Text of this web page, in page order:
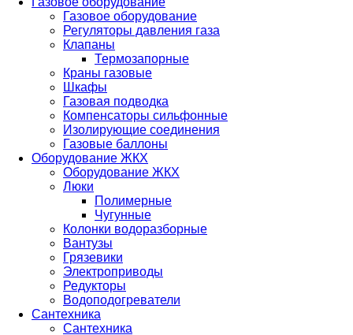
Газовое оборудование
Регуляторы давления газа
Клапаны
Термозапорные
Краны газовые
Шкафы
Газовая подводка
Компенсаторы сильфонные
Изолирующие соединения
Газовые баллоны
Оборудование ЖКХ
Оборудование ЖКХ
Люки
Полимерные
Чугунные
Колонки водоразборные
Вантузы
Грязевики
Электроприводы
Редукторы
Водоподогреватели
Сантехника
Сантехника